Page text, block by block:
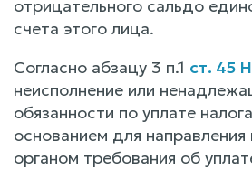
отрицательного сальдо
счета этого лица.
Согласно абзацу 3 п.1 ст. 45
неисполнение или
обязанности по уплате
основанием для направления
органом требования об